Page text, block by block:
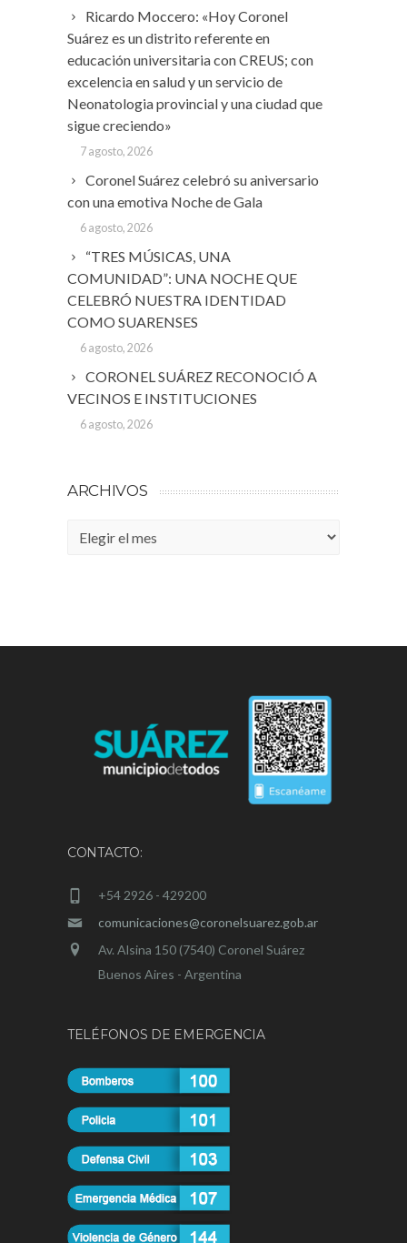
Ricardo Moccero: «Hoy Coronel
Suárez es un distrito referente en
educación universitaria con CREUS; con
excelencia en salud y un servicio de
Neonatologia provincial y una ciudad que
sigue creciendo»
7 agosto, 2026
Coronel Suárez celebró su aniversario
con una emotiva Noche de Gala
6 agosto, 2026
“TRES MÚSICAS, UNA
COMUNIDAD”: UNA NOCHE QUE
CELEBRÓ NUESTRA IDENTIDAD
COMO SUARENSES
6 agosto, 2026
CORONEL SUÁREZ RECONOCIÓ A
VECINOS E INSTITUCIONES
6 agosto, 2026
ARCHIVOS
Archivos
CONTACTO:
+54 2926 - 429200
comunicaciones@coronelsuarez.gob.ar
Av. Alsina 150 (7540) Coronel Suárez
Buenos Aires - Argentina
TELÉFONOS DE EMERGENCIA